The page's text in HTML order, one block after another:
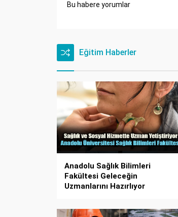
Bu habere yorumlar
Eğitim Haberler
Anadolu Sağlık Bilimleri
Fakültesi Geleceğin
Uzmanlarını Hazırlıyor